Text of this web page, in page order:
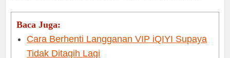
Baca Juga:
Cara Berhenti Langganan VIP iQIYI Supaya
Tidak Ditagih Lagi